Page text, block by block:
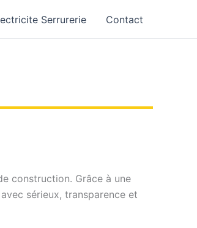
Serrurerie Contact
construction. Grâce à une
sérieux, transparence et